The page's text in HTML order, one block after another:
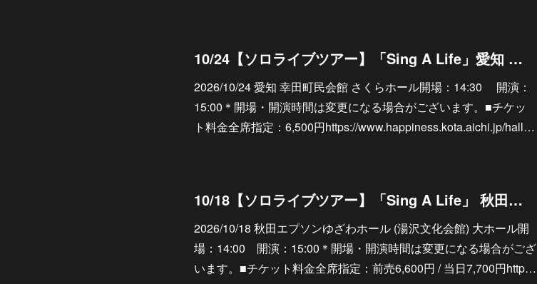
10/24【ソロライブツアー】「Sing A Life」愛知 幸田町民会館 さくらホール
2026/10/24 愛知 幸田町民会館 さくらホール開場：14:30 開演：
15:00＊開場・開演時間は変更になる場合がございます。■チケッ
ト料金全席指定：6,500円https://www.happiness.kota.aichi.jp/hall…
10/18【ソロライブツアー】「Sing A Life」 秋田エプソンゆざわホール (湯沢文化会館) 大ホール
2026/10/18 秋田エプソンゆざわホール (湯沢文化会館) 大ホール開
場：14:00 開演：15:00＊開場・開演時間は変更になる場合がござ
います。■チケット料金全席指定：前売6,600円 / 当日7,700円http…